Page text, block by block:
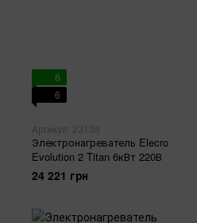
6
6
Артикул: 23138
Электронагреватель Elecro
Evolution 2 Titan 6кВт 220В
24 221 грн